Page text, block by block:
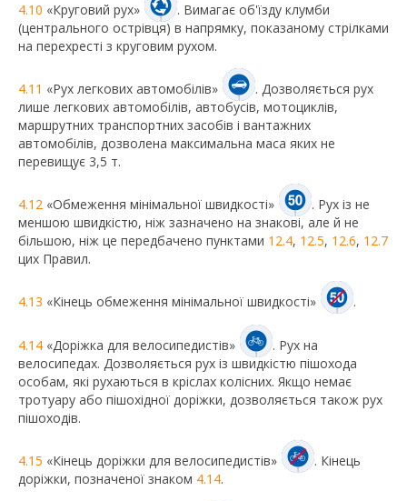
4.10 «Круговий рух»
. Вимагає об'їзду клумби
(центрального острівця) в напрямку, показаному стрілками
на перехресті з круговим рухом.
4.11 «Рух легкових автомобілів»
. Дозволяється рух
лише легкових автомобілів, автобусів, мотоциклів,
маршрутних транспортних засобів і вантажних
автомобілів, дозволена максимальна маса яких не
перевищує 3,5 т.
4.12 «Обмеження мінімальної швидкості»
. Рух із не
меншою швидкістю, ніж зазначено на знакові, але й не
більшою, ніж це передбачено пунктами 12.4, 12.5, 12.6, 12.7
цих Правил.
4.13 «Кінець обмеження мінімальної швидкості» .
4.14 «Доріжка для велосипедистів»
. Рух на
велосипедах. Дозволяється рух із швидкістю пішохода
особам, які рухаються в кріслах колісних. Якщо немає
тротуару або пішохідної доріжки, дозволяється також рух
пішоходів.
4.15 «Кінець доріжки для велосипедистів»
. Кінець
доріжки, позначеної знаком 4.14.